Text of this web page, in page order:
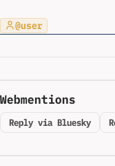
@user
Webmentions
Reply via Bluesky